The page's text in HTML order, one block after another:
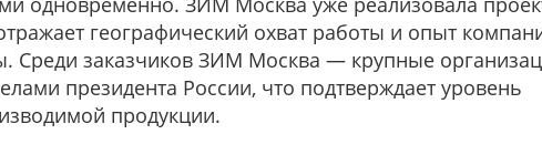
географический охват работы и опыт
Среди заказчиков ЗИМ Москва — крупные
президента России, что подтверждает уровень
продукции.